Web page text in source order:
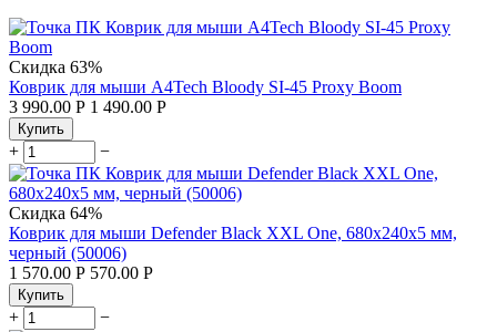
Скидка 63%
Коврик для мыши A4Tech Bloody SI-45 Proxy Boom
3 990.00 Р 1 490.00 Р
Купить
+ −
Скидка 64%
Коврик для мыши Defender Black XXL One, 680х240х5 мм,
черный (50006)
1 570.00 Р 570.00 Р
Купить
+ −